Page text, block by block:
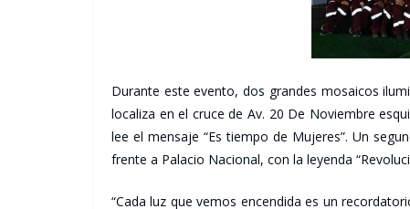
Durante este evento, dos grandes mosaicos
localiza en el cruce de Av. 20 De Noviembre
lee el mensaje “Es tiempo de Mujeres”. Un
frente a Palacio Nacional, con la leyenda
“Cada luz que vemos encendida es un